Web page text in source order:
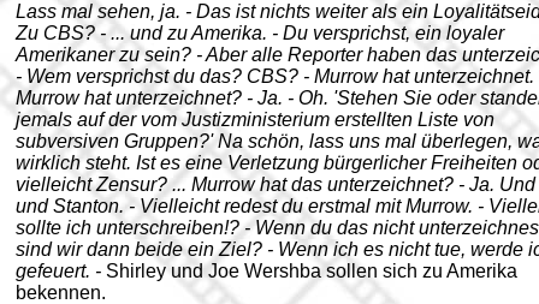
Lass mal sehen, ja. - Das ist nichts weiter als ein
Zu CBS? - ... und zu Amerika. - Du versprichst, ein loyaler
Amerikaner zu sein? - Aber alle Reporter haben das
- Wem versprichst du das? CBS? - Murrow hat unterzeichnet.
Murrow hat unterzeichnet? - Ja. - Oh. 'Stehen Sie oder
jemals auf der vom Justizministerium erstellten Liste von
subversiven Gruppen?' Na schön, lass uns mal überlegen,
wirklich steht. Ist es eine Verletzung bürgerlicher Freiheiten
vielleicht Zensur? ... Murrow hat das unterzeichnet? - Ja.
und Stanton. - Vielleicht redest du erstmal mit Murrow. -
sollte ich unterschreiben!? - Wenn du das nicht
sind wir dann beide ein Ziel? - Wenn ich es nicht tue, werde
gefeuert. - Shirleyund Joe Wershba sollen sich zu Amerika
bekennen.